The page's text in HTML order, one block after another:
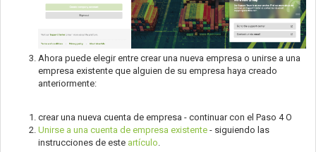
Ahora puede elegir entre crear una nueva empresa o unirse a una
empresa existente que alguien de su empresa haya creado
anteriormente:
crear una nueva cuenta de empresa - continuar con el Paso 4 O
Unirse a una cuenta de empresa existente - siguiendo las
instrucciones de este artículo